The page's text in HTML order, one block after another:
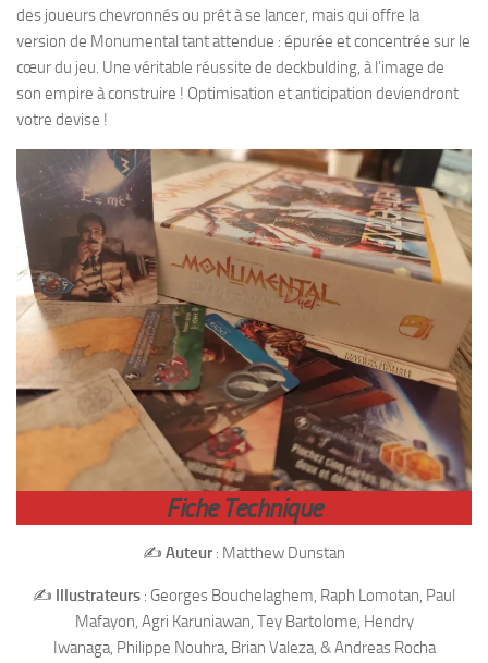
des joueurs chevronnés ou prêt à se lancer, mais qui offre la
version de Monumental tant attendue : épurée et concentrée sur le
cœur du jeu. Une véritable réussite de deckbulding, à l’image de
son empire à construire ! Optimisation et anticipation deviendront
votre devise !
Fiche Technique
✍️ Auteur: Matthew Dunstan
✍️ Illustrateurs : Georges Bouchelaghem, Raph Lomotan, Paul
Mafayon, Agri Karuniawan, Tey Bartolome, Hendry
Iwanaga, Philippe Nouhra, Brian Valeza, & Andreas Rocha